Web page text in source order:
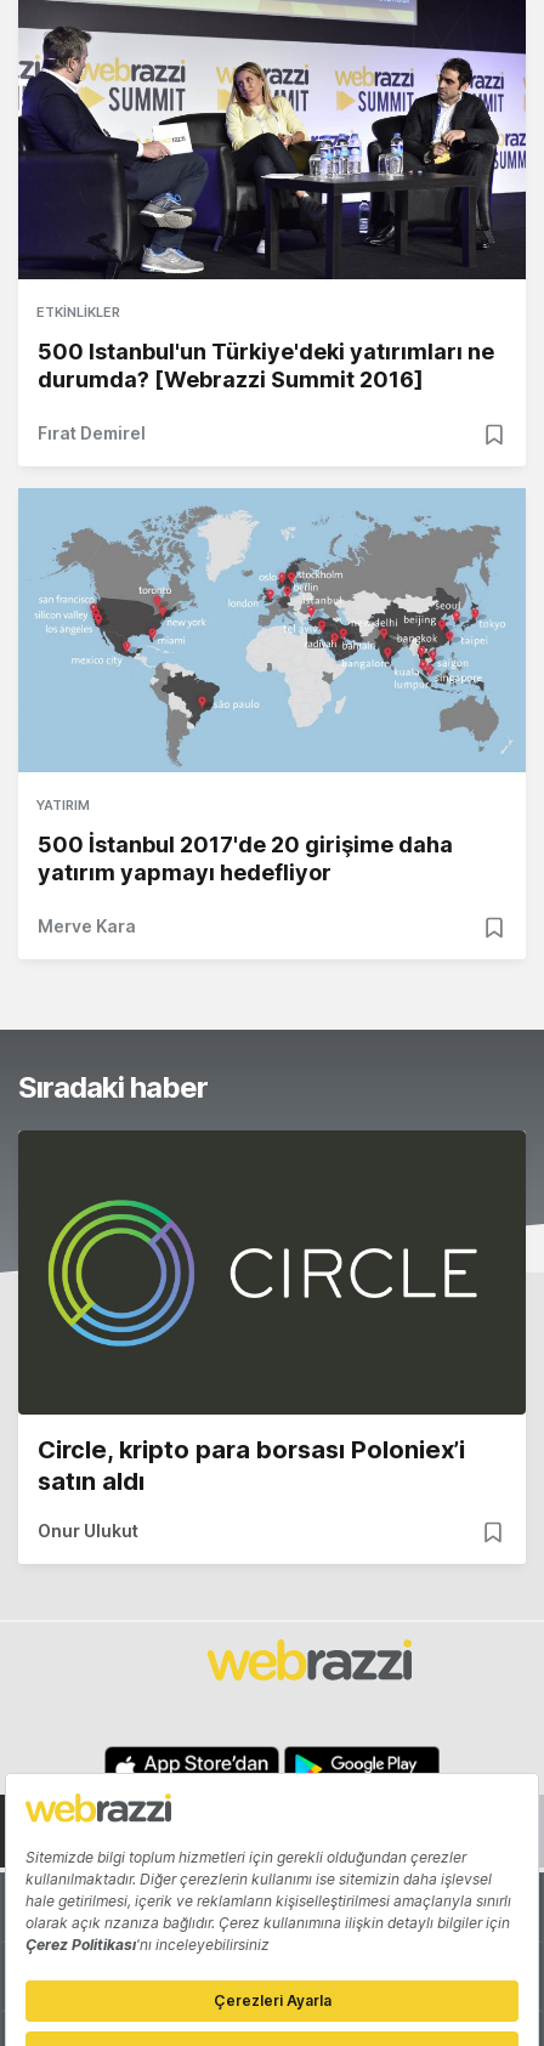
ETKINLIKLER
500 Istanbul'un Türkiye'deki yatırımları ne
durumda? [Webrazzi Summit 2016]
Fırat Demirel
YATIRIM
500 İstanbul 2017'de 20 girişime daha
yatırım yapmayı hedefliyor
Merve Kara
Sıradaki haber
Circle, kripto para borsası Poloniex’i
satın aldı
Onur Ulukut
Hakkında Yazarlar
Katkıda Bulun Reklam